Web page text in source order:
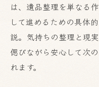
は、遺品整理を単なる
して進めるための具体
説。気持ちの整理と現
偲びながら安心して次
れます。